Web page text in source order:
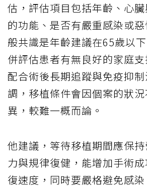
估，評估項目包括年齡、心
的功能、是否有嚴重感染或
般共識是年齡建議在65歲以
併評估患者有無良好的家庭
配合術後長期追蹤與免疫抑
調，移植條件會因個案的狀
異，較難一概而論。
他建議，等待移植期間應保
力與規律復健，能增加手術
復速度，同時要嚴格避免感